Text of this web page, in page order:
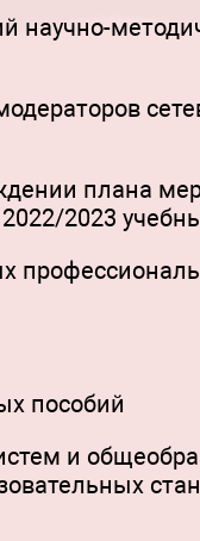
плана
2023
пособий
и